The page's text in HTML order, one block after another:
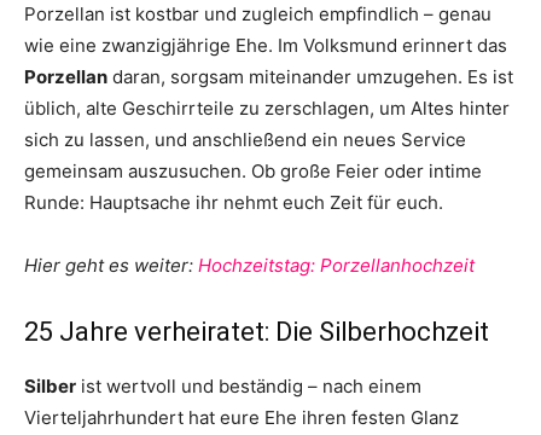
Porzellan ist kostbar und zugleich empfindlich – genau
wie eine zwanzigjährige Ehe. Im Volksmund erinnert das
Porzellan daran, sorgsam miteinander umzugehen. Es ist
üblich, alte Geschirrteile zu zerschlagen, um Altes hinter
sich zu lassen, und anschließend ein neues Service
gemeinsam auszusuchen. Ob große Feier oder intime
Runde: Hauptsache ihr nehmt euch Zeit für euch.
Hier geht es weiter: Hochzeitstag: Porzellanhochzeit
25 Jahre verheiratet: Die Silberhochzeit
Silber ist wertvoll und beständig – nach einem
Vierteljahrhundert hat eure Ehe ihren festen Glanz